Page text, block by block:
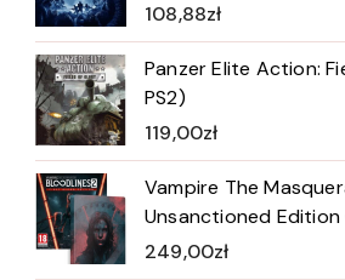
108,88zł
Panzer Elite Action:
PS2)
119,00zł
Vampire The
Unsanctioned Edition
249,00zł